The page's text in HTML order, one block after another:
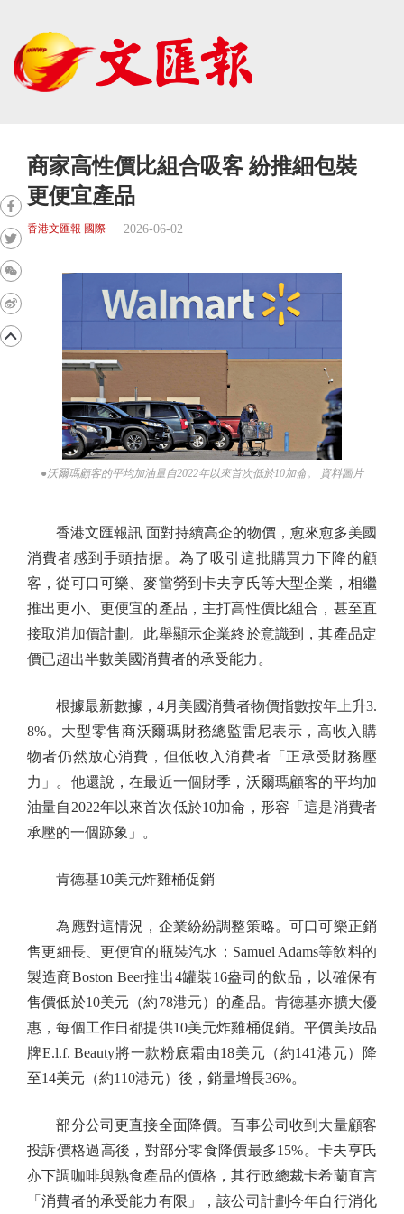
商家高性價比組合吸客 紛推細包裝
更便宜產品
香港文匯報 國際 2026-06-02
●沃爾瑪顧客的平均加油量自2022年以來首次低於10加侖。 資料圖片
香港文匯報訊 面對持續高企的物價，愈來愈多美國
消費者感到手頭拮据。為了吸引這批購買力下降的顧
客，從可口可樂、麥當勞到卡夫亨氏等大型企業，相繼
推出更小、更便宜的產品，主打高性價比組合，甚至直
接取消加價計劃。此舉顯示企業終於意識到，其產品定
價已超出半數美國消費者的承受能力。
根據最新數據，4月美國消費者物價指數按年上升3.
8%。大型零售商沃爾瑪財務總監雷尼表示，高收入購
物者仍然放心消費，但低收入消費者「正承受財務壓
力」。他還說，在最近一個財季，沃爾瑪顧客的平均加
油量自2022年以來首次低於10加侖，形容「這是消費者
承壓的一個跡象」。
肯德基10美元炸雞桶促銷
為應對這情況，企業紛紛調整策略。可口可樂正銷
售更細長、更便宜的瓶裝汽水；Samuel Adams等飲料的
製造商Boston Beer推出4罐裝16盎司的飲品，以確保有
售價低於10美元（約78港元）的產品。肯德基亦擴大優
惠，每個工作日都提供10美元炸雞桶促銷。平價美妝品
牌E.l.f. Beauty將一款粉底霜由18美元（約141港元）降
至14美元（約110港元）後，銷量增長36%。
部分公司更直接全面降價。百事公司收到大量顧客
投訴價格過高後，對部分零食降價最多15%。卡夫亨氏
亦下調咖啡與熟食產品的價格，其行政總裁卡希蘭直言
「消費者的承受能力有限」，該公司計劃今年自行消化